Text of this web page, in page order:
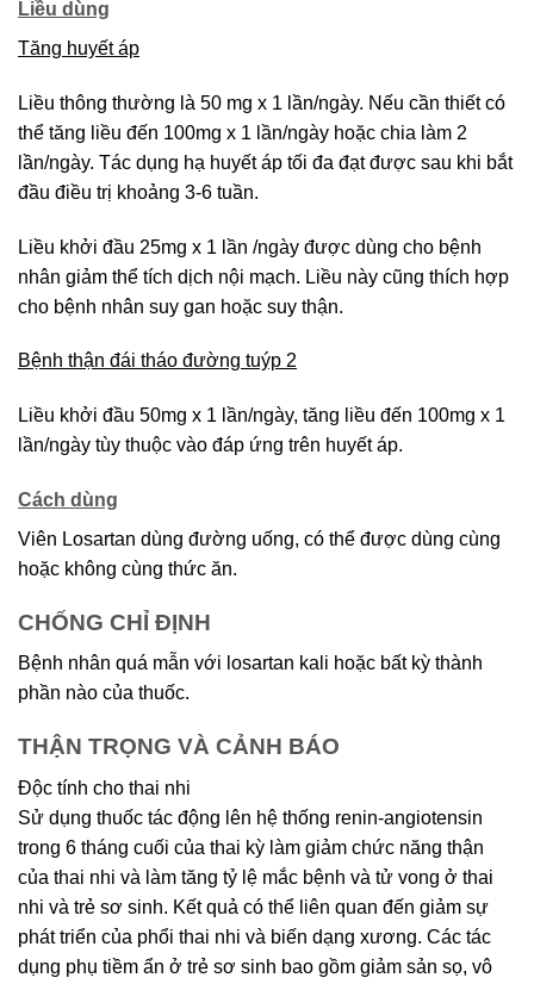
Liều dùng
Tăng huyết áp
Liều thông thường là 50 mg x 1 lần/ngày. Nếu cần thiết có
thể tăng liều đến 100mg x 1 lần/ngày hoặc chia làm 2
lần/ngày. Tác dụng hạ huyết áp tối đa đạt được sau khi bắt
đầu điều trị khoảng 3-6 tuần.
Liều khởi đầu 25mg x 1 lần /ngày được dùng cho bệnh
nhân giảm thể tích dịch nội mạch. Liều này cũng thích hợp
cho bệnh nhân suy gan hoặc suy thận.
Bệnh thận đái tháo đường tuýp 2
Liều khởi đầu 50mg x 1 lần/ngày, tăng liều đến 100mg x 1
lần/ngày tùy thuộc vào đáp ứng trên huyết áp.
Cách dùng
Viên Losartan dùng đường uống, có thể được dùng cùng
hoặc không cùng thức ăn.
CHỐNG CHỈ ĐỊNH
Bệnh nhân quá mẫn với losartan kali hoặc bất kỳ thành
phần nào của thuốc.
THẬN TRỌNG VÀ CẢNH BÁO
Độc tính cho thai nhi
Sử dụng thuốc tác động lên hệ thống renin-angiotensin
trong 6 tháng cuối của thai kỳ làm giảm chức năng thận
của thai nhi và làm tăng tỷ lệ mắc bệnh và tử vong ở thai
nhi và trẻ sơ sinh. Kết quả có thể liên quan đến giảm sự
phát triển của phổi thai nhi và biến dạng xương. Các tác
dụng phụ tiềm ẩn ở trẻ sơ sinh bao gồm giảm sản sọ, vô